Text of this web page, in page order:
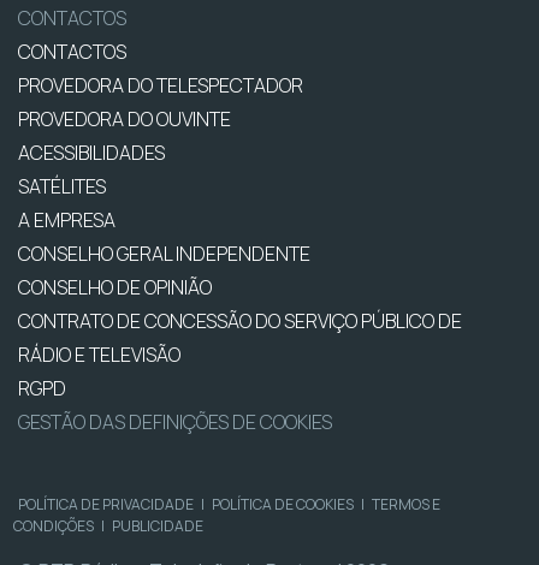
CONTACTOS
CONTACTOS
PROVEDORA DO TELESPECTADOR
PROVEDORA DO OUVINTE
ACESSIBILIDADES
SATÉLITES
A EMPRESA
CONSELHO GERAL INDEPENDENTE
CONSELHO DE OPINIÃO
CONTRATO DE CONCESSÃO DO SERVIÇO PÚBLICO DE
RÁDIO E TELEVISÃO
RGPD
GESTÃO DAS DEFINIÇÕES DE COOKIES
POLÍTICA DE PRIVACIDADE | POLÍTICA DE COOKIES | TERMOS E
CONDIÇÕES | PUBLICIDADE